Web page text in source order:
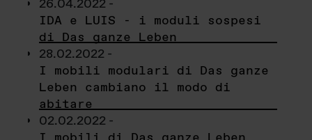
26.04.2022 -
IDA e LUIS - i moduli sospesi
di Das ganze Leben
28.02.2022 -
I mobili modulari di Das ganze
Leben cambiano il modo di
abitare
02.02.2022 -